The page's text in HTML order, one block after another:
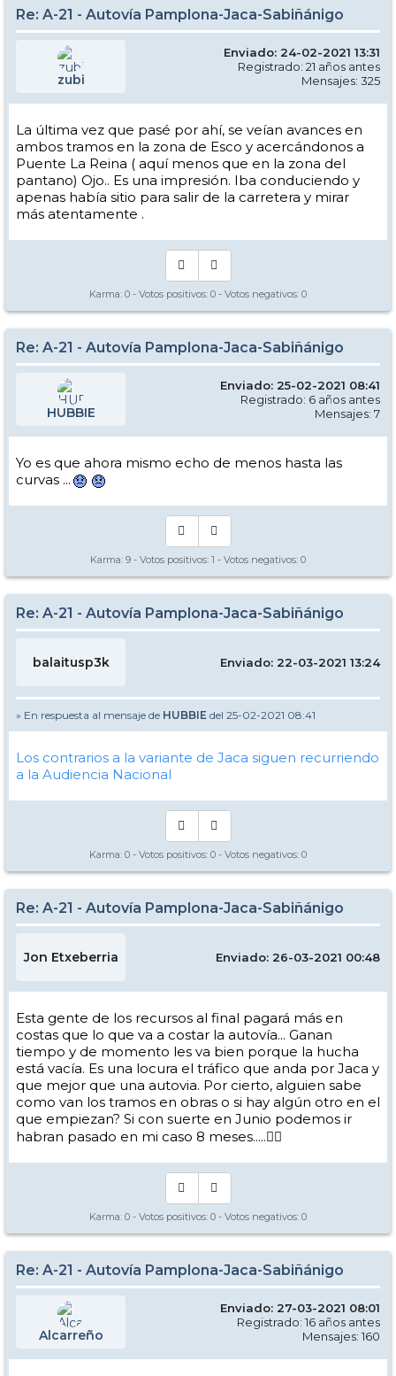
Re: A-21 - Autovía Pamplona-Jaca-Sabiñánigo
zubi
Enviado: 24-02-2021 13:31
Registrado: 21 años antes
Mensajes: 325
La última vez que pasé por ahí, se veían avances en
ambos tramos en la zona de Esco y acercándonos a
Puente La Reina ( aquí menos que en la zona del
pantano) Ojo.. Es una impresión. Iba conduciendo y
apenas había sitio para salir de la carretera y mirar
más atentamente .
Karma: 0 - Votos positivos: 0 - Votos negativos: 0
Re: A-21 - Autovía Pamplona-Jaca-Sabiñánigo
HUBBIE
Enviado: 25-02-2021 08:41
Registrado: 6 años antes
Mensajes: 7
Yo es que ahora mismo echo de menos hasta las
curvas ...
Karma: 9 - Votos positivos: 1 - Votos negativos: 0
Re: A-21 - Autovía Pamplona-Jaca-Sabiñánigo
balaitusp3k Enviado: 22-03-2021 13:24
» En respuesta al mensaje de HUBBIE del 25-02-2021 08:41
Los contrarios a la variante de Jaca siguen recurriendo
a la Audiencia Nacional
Karma: 0 - Votos positivos: 0 - Votos negativos: 0
Re: A-21 - Autovía Pamplona-Jaca-Sabiñánigo
Jon Etxeberria Enviado: 26-03-2021 00:48
Esta gente de los recursos al final pagará más en
costas que lo que va a costar la autovía... Ganan
tiempo y de momento les va bien porque la hucha
está vacía. Es una locura el tráfico que anda por Jaca y
que mejor que una autovia. Por cierto, alguien sabe
como van los tramos en obras o si hay algún otro en el
que empiezan? Si con suerte en Junio podemos ir
habran pasado en mi caso 8 meses.....🤦‍♂️
Karma: 0 - Votos positivos: 0 - Votos negativos: 0
Re: A-21 - Autovía Pamplona-Jaca-Sabiñánigo
Alcarreño
Enviado: 27-03-2021 08:01
Registrado: 16 años antes
Mensajes: 160